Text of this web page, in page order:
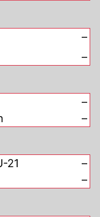
–
–
–
–
21
–
–